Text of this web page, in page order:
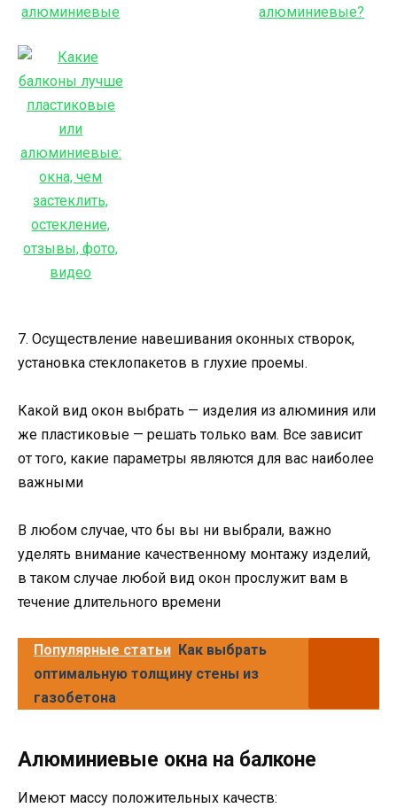
7. Осуществление навешивания оконных створок,
установка стеклопакетов в глухие проемы.
Какой вид окон выбрать — изделия из алюминия или
же пластиковые — решать только вам. Все зависит
от того, какие параметры являются для вас наиболее
важными
В любом случае, что бы вы ни выбрали, важно
уделять внимание качественному монтажу изделий,
в таком случае любой вид окон прослужит вам в
течение длительного времени
Популярные статьи Как выбрать
оптимальную толщину стены из
газобетона
Алюминиевые окна на балконе
Имеют массу положительных качеств: